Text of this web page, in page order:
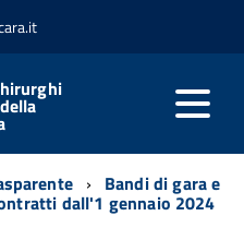
Bandi di gara e
dall'1 gennaio 2024